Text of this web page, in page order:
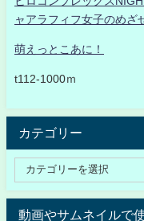
ャアラフィフ女子のめざ
萌えっとこあに！
t112-1000ｍ
カテゴリー
動画やサムネイルで